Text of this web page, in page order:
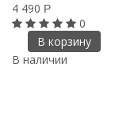
4 490 Р
0
В корзину
В наличии